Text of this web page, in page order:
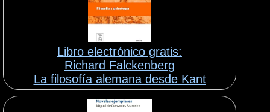
Libro electrónico gratis:
Richard Falckenberg
La filosofía alemana desde Kant